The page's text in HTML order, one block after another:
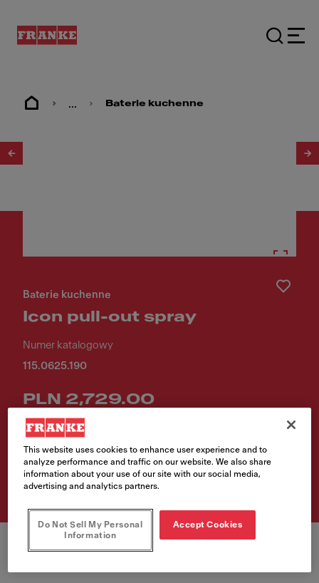
... Baterie kuchenne
Baterie kuchenne
Icon pull-out spray
Numer katalogowy
115.0625.190
PLN 2,729.00
Rekomendowana cena katalogowa brutto
Sprawdź gdzie kupić
This website uses cookies to enhance user experience and to
analyze performance and traffic on our website. We also share
information about your use of our site with our social media,
advertising and analytics partners.
Do Not Sell My Personal
Information
Accept Cookies